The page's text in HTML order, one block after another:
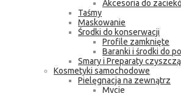
Akcesoria do
Taśmy
Maskowanie
Środki do konserwacji
Profile zamknięte
Baranki i środki do
Smary i Preparaty
Kosmetyki samochodowe
Pielęgnacja na zewnątrz
Mycie